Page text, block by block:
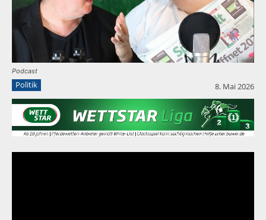
Podcast
Politik 8. Mai 2026